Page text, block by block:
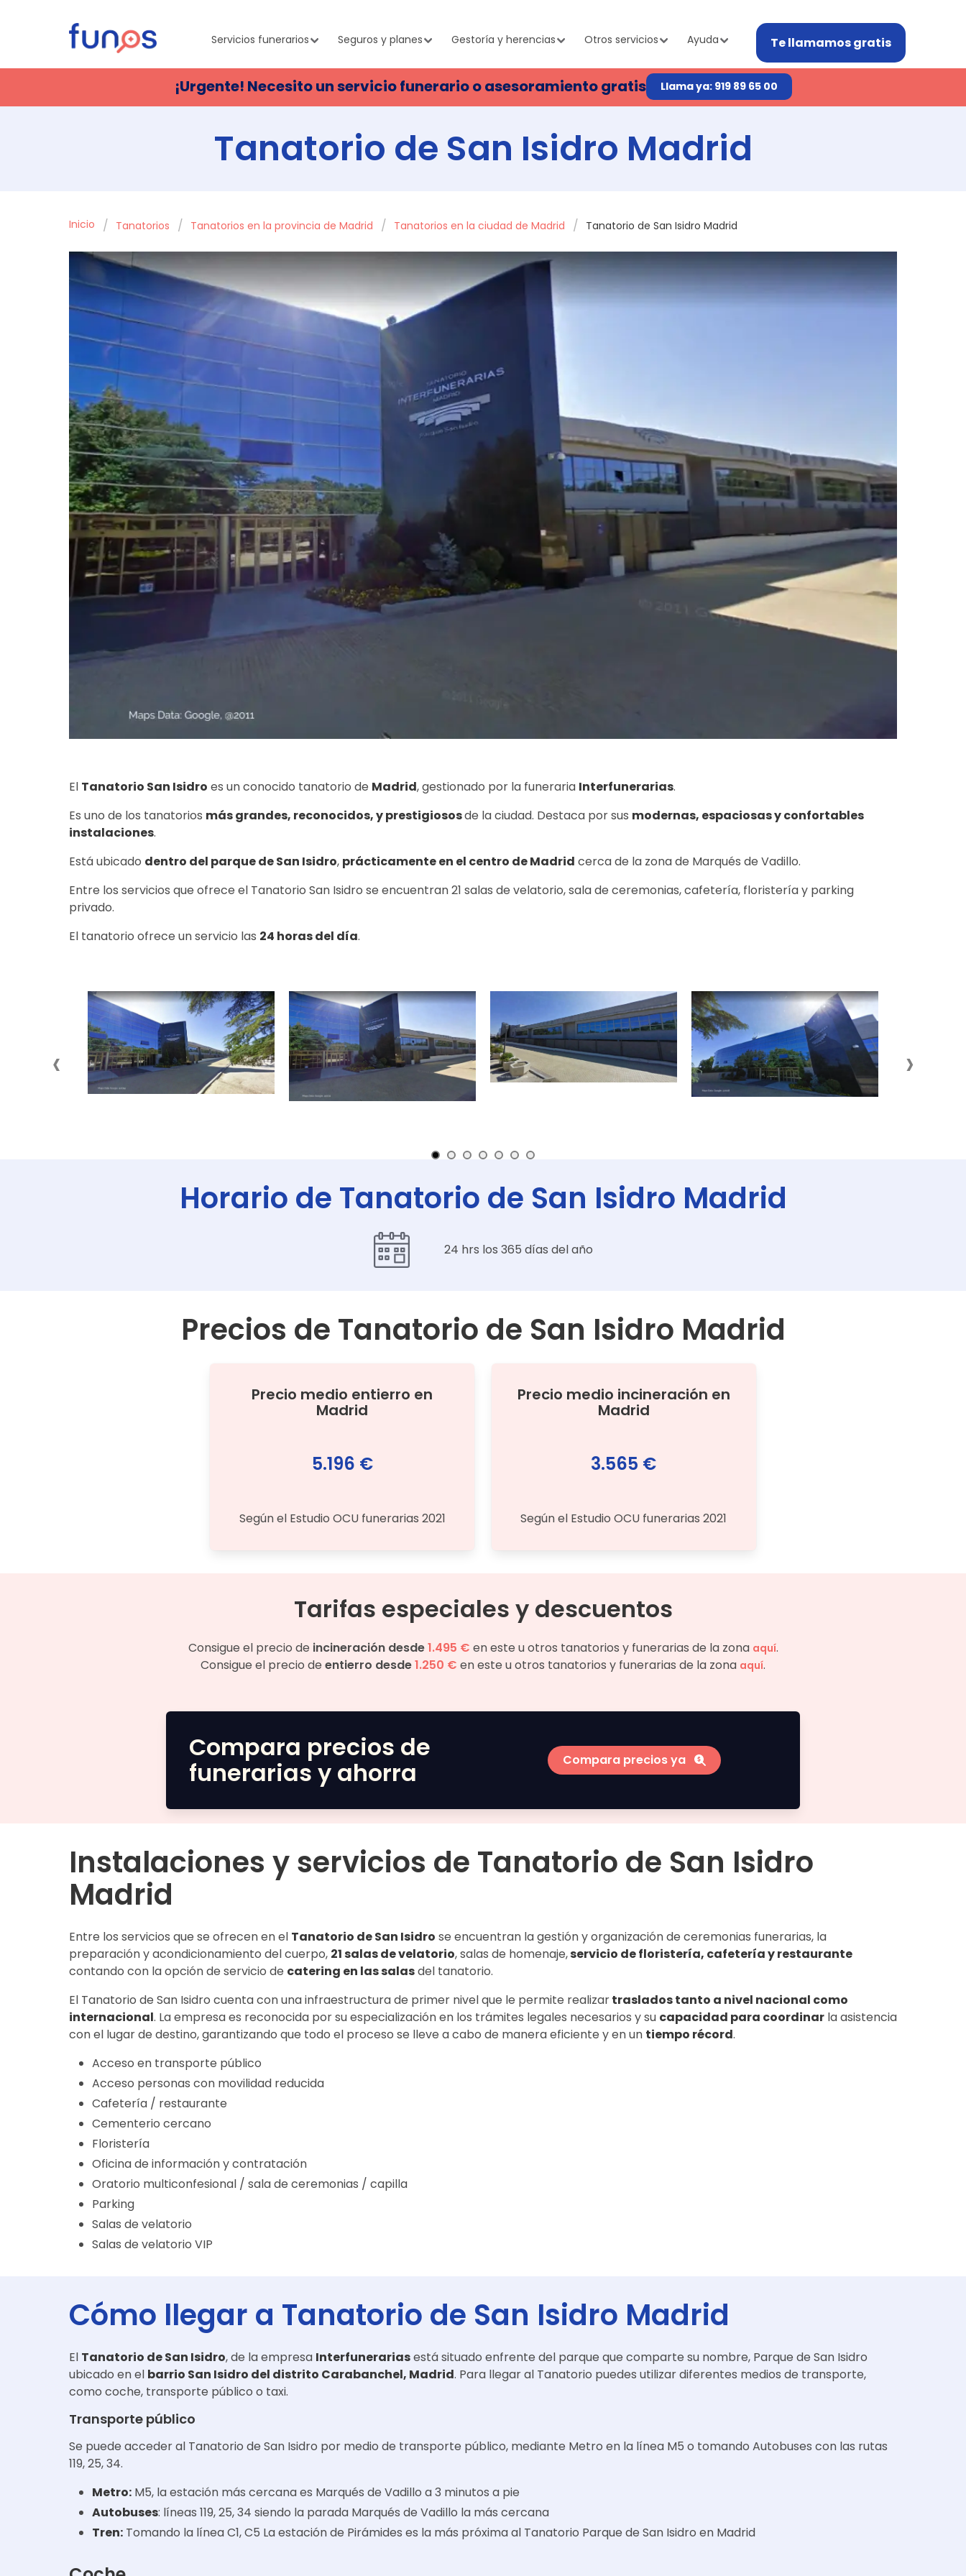
Servicios funerarios Seguros y planes Gestoría y herencias Otros servicios Ayuda Te llamamos gratis
¡Urgente! Necesito un servicio funerario o asesoramiento gratis Llama ya: 919 89 65 00
Tanatorio de San Isidro Madrid
Inicio Tanatorios Tanatorios en la provincia de Madrid Tanatorios en la ciudad de Madrid Tanatorio de San Isidro Madrid
El Tanatorio San Isidro es un conocido tanatorio de Madrid, gestionado por la funeraria Interfunerarias.
Es uno de los tanatorios más grandes, reconocidos, y prestigiososde la ciudad. Destaca por sus modernas, espaciosas y confortables
instalaciones.
Está ubicado dentro del parque de San Isidro, prácticamente en el centro de Madrid cerca de la zona de Marqués de Vadillo.
Entre los servicios que ofrece el Tanatorio San Isidro se encuentran 21 salas de velatorio, sala de ceremonias, cafetería, floristería y parking
privado.
El tanatorio ofrece un servicio las 24 horas del día.
‹ ›
Horario de Tanatorio de San Isidro Madrid
24 hrs los 365 días del año
Precios de Tanatorio de San Isidro Madrid
Precio medio entierro en
Madrid
5.196 €
Según el Estudio OCU funerarias 2021
Precio medio incineración en
Madrid
3.565 €
Según el Estudio OCU funerarias 2021
Tarifas especiales y descuentos
Consigue el precio de incineración desde1.495 € en este u otros tanatorios y funerarias de la zona aquí.
Consigue el precio de entierro desde1.250 € en este u otros tanatorios y funerarias de la zona aquí.
Compara precios de
funerarias y ahorra
Compara precios ya
Instalaciones y servicios de Tanatorio de San Isidro
Madrid
Entre los servicios que se ofrecen en el Tanatorio de San Isidro se encuentran la gestión y organización de ceremonias funerarias, la
preparación y acondicionamiento del cuerpo, 21 salas de velatorio, salas de homenaje,servicio de floristería, cafetería y restaurante
contando con la opción de servicio de catering en las salasdel tanatorio.
El Tanatorio de San Isidro cuenta con una infraestructura de primer nivel que le permite realizartraslados tanto a nivel nacional como
internacional. La empresa es reconocida por su especialización en los trámites legales necesarios y su capacidad para coordinar la asistencia
con el lugar de destino, garantizando que todo el proceso se lleve a cabo de manera eficiente y en un tiempo récord.
Acceso en transporte público
Acceso personas con movilidad reducida
Cafetería / restaurante
Cementerio cercano
Floristería
Oficina de información y contratación
Oratorio multiconfesional / sala de ceremonias / capilla
Parking
Salas de velatorio
Salas de velatorio VIP
Cómo llegar a Tanatorio de San Isidro Madrid
El Tanatorio de San Isidro, de la empresa Interfunerariasestá situado enfrente del parque que comparte su nombre, Parque de San Isidro
ubicado en el barrio San Isidro del distrito Carabanchel, Madrid. Para llegar al Tanatorio puedes utilizar diferentes medios de transporte,
como coche, transporte público o taxi.
Transporte público
Se puede acceder al Tanatorio de San Isidro por medio de transporte público, mediante Metro en la línea M5 o tomando Autobuses con las rutas
119, 25, 34.
Metro: M5, la estación más cercana es Marqués de Vadillo a 3 minutos a pie
Autobuses: líneas 119, 25, 34 siendo la parada Marqués de Vadillo la más cercana
Tren: Tomando la línea C1, C5 La estación de Pirámides es la más próxima al Tanatorio Parque de San Isidro en Madrid